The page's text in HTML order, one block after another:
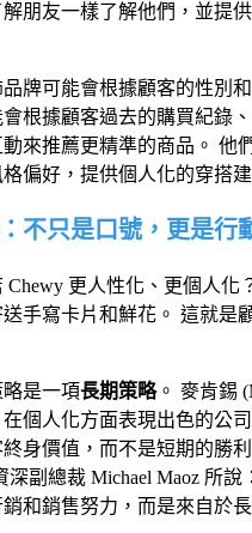
朋友一樣了解他們，並提
牌可能會根據顧客的性別
根據顧客過去的購買紀錄
來推薦更精準的商品。 他
偏好，提供個人化的穿搭建
不只是口號，更是行
更人性化、更個人化
手寫卡片和鮮花。 這就是
是一項長期策略。 麥肯錫
個人化方面表現出色的公
身價值，而不是短期的勝
深副總裁 Michael Maoz 所
和銷售努力，而是來自於